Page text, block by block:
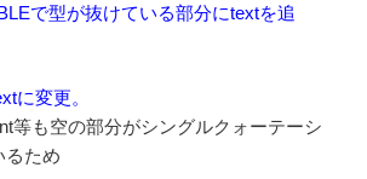
で型が抜けている部分にtextを追
に変更。
等も空の部分がシングルクォーテーシ
るため